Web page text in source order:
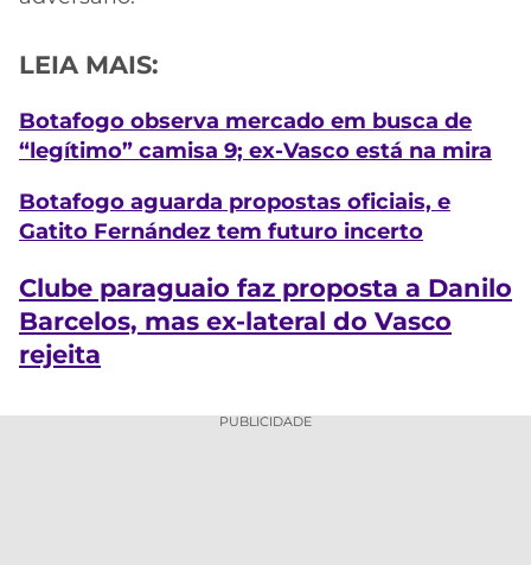
LEIA MAIS:
Botafogo observa mercado em busca de
“legítimo” camisa 9; ex-Vasco está na mira
Botafogo aguarda propostas oficiais, e
Gatito Fernández tem futuro incerto
Clube paraguaio faz proposta a Danilo
Barcelos, mas ex-lateral do Vasco
rejeita
PUBLICIDADE